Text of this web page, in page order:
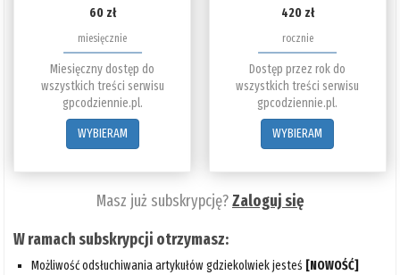
60 zł
miesięcznie
Miesięczny dostęp do
wszystkich treści serwisu
gpcodziennie.pl.
WYBIERAM
420 zł
rocznie
Dostęp przez rok do
wszystkich treści serwisu
gpcodziennie.pl.
WYBIERAM
Masz już subskrypcję?Zaloguj się
W ramach subskrypcji otrzymasz:
Możliwość odsłuchiwania artykułów gdziekolwiek jesteś [NOWOŚĆ]